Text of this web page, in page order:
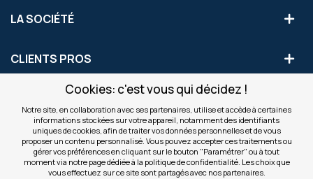
Cookies: c'est vous qui décidez !
Notre site, en collaboration avec ses partenaires, utilise et accède à certaines
informations stockées sur votre appareil, notamment des identifiants
uniques de cookies, afin de traiter vos données personnelles et de vous
proposer un contenu personnalisé. Vous pouvez accepter ces traitements ou
gérer vos préférences en cliquant sur le bouton "Paramétrer" ou à tout
moment via notre page dédiée à la politique de confidentialité. Les choix que
vous effectuez sur ce site sont partagés avec nos partenaires.
LA SOCIÉTÉ
CLIENTS PROS
S'INSCRIRE AUX OFFRES COMMERCIALES
Inscription
notre
newsletter
Valider